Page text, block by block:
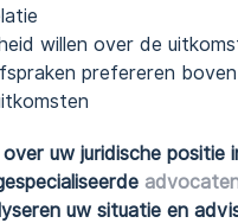
willen over de
prefereren
uw juridische positie
uw situatie en